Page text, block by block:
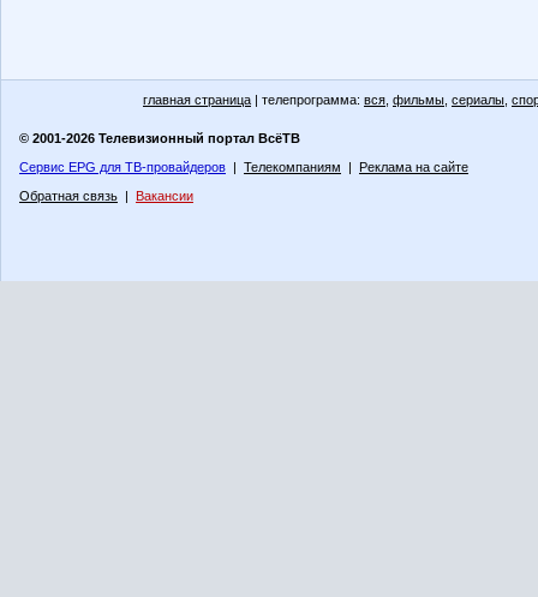
главная страница | телепрограмма: вся фильмы сериалы
© 2001-2026 Телевизионный портал ВсёТВ
Сервис EPG для ТВ-провайдеров | Телекомпаниям | Реклама на сайте
Обратная связь | Вакансии